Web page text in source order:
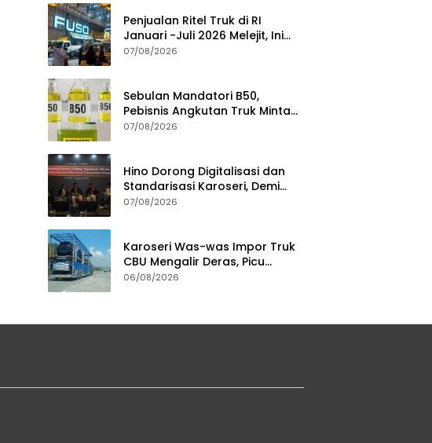
Penjualan Ritel Truk di RI
Januari -Juli 2026 Melejit, Ini
Pemicunya
07/08/2026
Sebulan Mandatori B50,
Pebisnis Angkutan Truk Minta
Jaminan Ketersediaan BBM
07/08/2026
Hino Dorong Digitalisasi dan
Standarisasi Karoseri, Demi
Jamin Kualitas Kendaraan
07/08/2026
Karoseri Was-was Impor Truk
CBU Mengalir Deras, Picu
Persaingan Tak Sehat
06/08/2026